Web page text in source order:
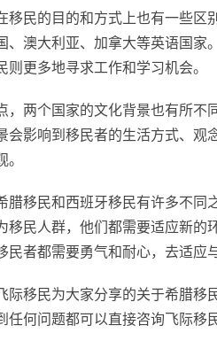
移民的目的和方式上也有一些区
、澳大利亚、加拿大等英语国
则更多地寻求工作和学习机会。
，两个国家的文化背景也有所不
会影响到移民者的生活方式、观
腊移民和西班牙移民有许多不同
移民人群，他们都需要适应新的
民者都需要勇气和耐心，去适应
际移民为大家分享的关于希腊移
任何问题都可以直接咨询飞际移